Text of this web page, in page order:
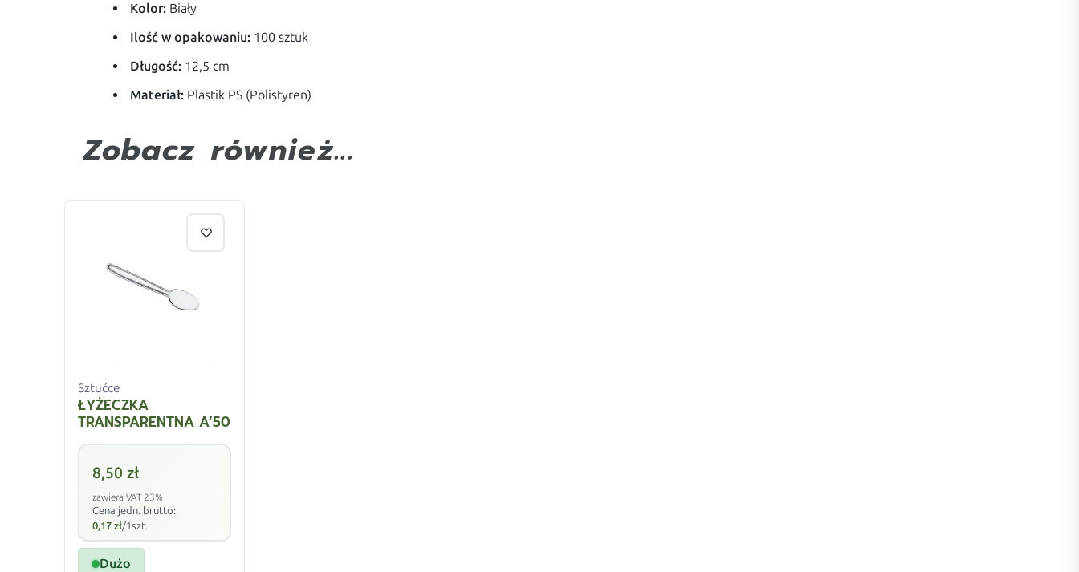
Kolor: Biały
Ilość w opakowaniu: 100 sztuk
Długość: 12,5 cm
Materiał: Plastik PS (Polistyren)
Zobacz również...
Sztućce
ŁYŻECZKA
TRANSPARENTNA A’50
8,50zł
zawiera VAT 23%
Cena jedn. brutto:
0,17zł/1szt.
Dużo